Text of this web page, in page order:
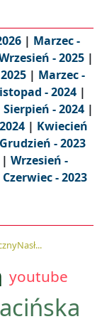
| Marzec -
- 2025 |
| Marzec -
- 2024 |
Sierpień - 2024 |
| Kwiecień
Grudzień - 2023
| Wrzesień -
Czerwiec - 2023
youtube